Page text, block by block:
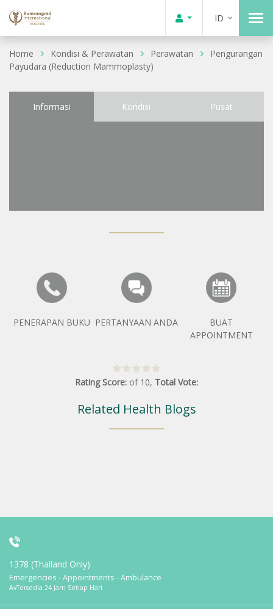
ID
Home Kondisi & Perawatan Perawatan
Pengurangan
Payudara (Reduction Mammoplasty)
Informasi Kondisi Pusat
PENERAPAN BUKU PERTANYAAN ANDA
BUAT
APPOINTMENT
Rating Score: of 10, Total Vote:
Related Health Blogs
1378 (Thailand Only)
Emergencies - Appointments - Ambulance
AvTersedia 24 Jam Setiap Hari